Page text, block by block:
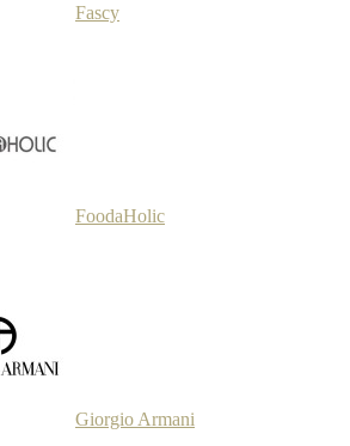
Fascy
FoodaHolic
Giorgio Armani